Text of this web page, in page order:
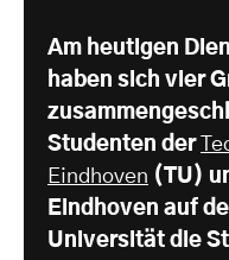
Am heutigen
haben sich vier
Studenten der
Eindhoven (TU)
Eindhoven auf
Universität die